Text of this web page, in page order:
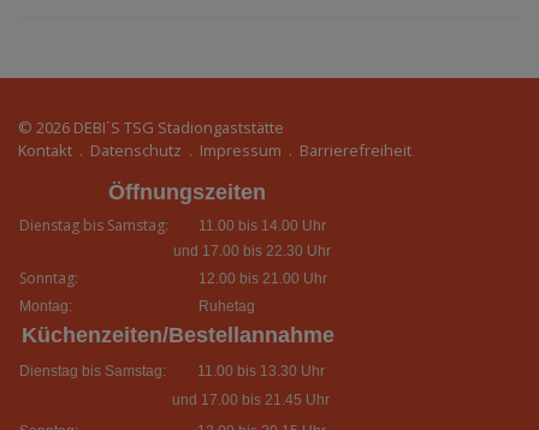
© 2026 DEBI´S TSG Stadiongaststätte
Kontakt . Datenschutz . Impressum . Barrierefreiheit
Öffnungszeiten
Dienstag bis Samstag:
11.00 bis 14.00 Uhr
und 17.00 bis 22.30 Uhr
Sonntag:
12.00 bis 21.00 Uhr
Montag:
Ruhetag
Küchenzeiten/Bestellannahme
Dienstag bis Samstag:
11.00 bis 13.30 Uhr
und 17.00 bis 21.45 Uhr